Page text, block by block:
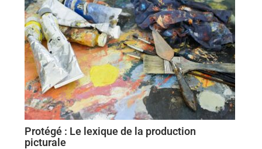
Protégé : Le lexique de la production
picturale